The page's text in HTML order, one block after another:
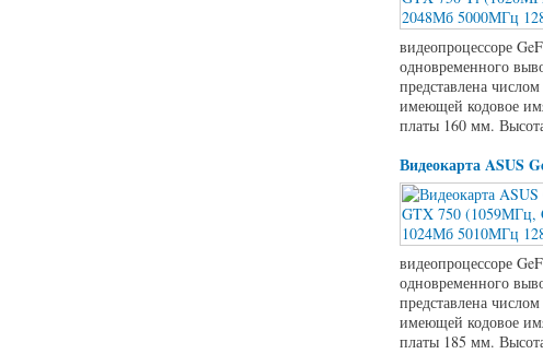
видеопроцессоре
одновременного
представлена
имеющей кодовое
платы 160 мм.
Видеокарта ASUS
видеопроцессоре
одновременного
представлена
имеющей кодовое
платы 185 мм.